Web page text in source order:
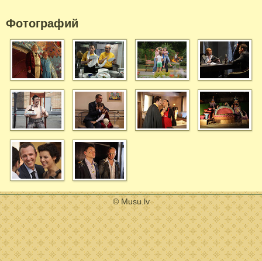
Фотографий
© Musu.lv